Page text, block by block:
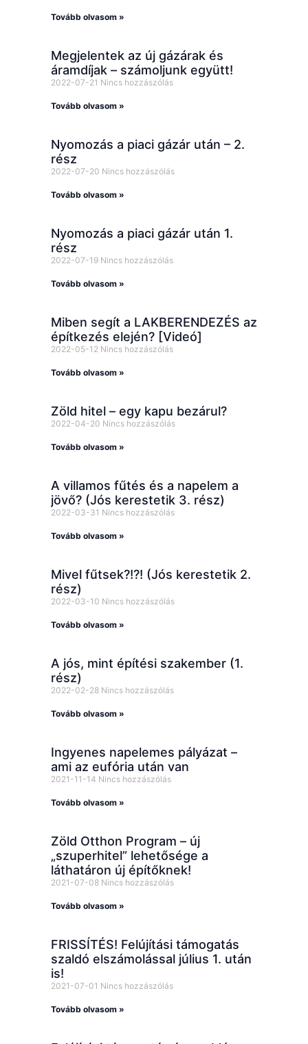
Tovább olvasom »
Megjelentek az új gázárak és
áramdíjak – számoljunk együtt!
2022-07-21 Nincs hozzászólás
Tovább olvasom »
Nyomozás a piaci gázár után – 2.
rész
2022-07-20 Nincs hozzászólás
Tovább olvasom »
Nyomozás a piaci gázár után 1.
rész
2022-07-19 Nincs hozzászólás
Tovább olvasom »
Miben segít a LAKBERENDEZÉS az
építkezés elején? [Videó]
2022-05-12 Nincs hozzászólás
Tovább olvasom »
Zöld hitel – egy kapu bezárul?
2022-04-20 Nincs hozzászólás
Tovább olvasom »
A villamos fűtés és a napelem a
jövő? (Jós kerestetik 3. rész)
2022-03-31 Nincs hozzászólás
Tovább olvasom »
Mivel fűtsek?!?! (Jós kerestetik 2.
rész)
2022-03-10 Nincs hozzászólás
Tovább olvasom »
A jós, mint építési szakember (1.
rész)
2022-02-28 Nincs hozzászólás
Tovább olvasom »
Ingyenes napelemes pályázat –
ami az eufória után van
2021-11-14 Nincs hozzászólás
Tovább olvasom »
Zöld Otthon Program – új
„szuperhitel” lehetősége a
láthatáron új építőknek!
2021-07-08 Nincs hozzászólás
Tovább olvasom »
FRISSÍTÉS! Felújítási támogatás
szaldó elszámolással július 1. után
is!
2021-07-01 Nincs hozzászólás
Tovább olvasom »